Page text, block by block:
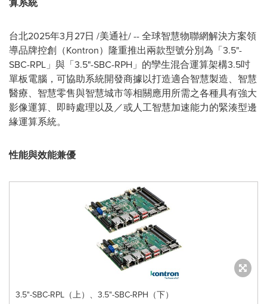
台北2025年3月27日 /美通社/ -- 全球智慧物聯網解決方案領
導品牌控創（Kontron）隆重推出兩款型號分別為「3.5"-
SBC-RPL」與「3.5"-SBC-RPH」的孿生混合運算架構3.5吋
單板電腦，可協助系統開發商據以打造適合智慧製造、智慧
醫療、智慧零售與智慧城市等相關應用所需之各種具有強大
影像運算、即時處理以及／或人工智慧加速能力的緊湊型邊
緣運算系統。
性能與效能兼優
3.5"-SBC-RPL（上）、3.5"-SBC-RPH（下）